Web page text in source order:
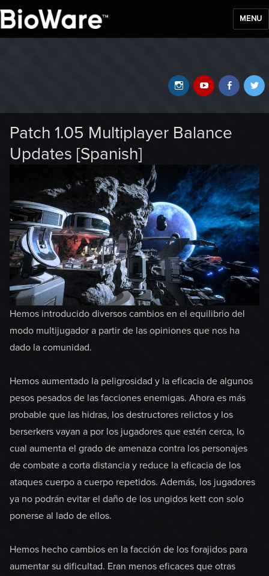
MENU
YouTube
Instagram
Patch 1.05 Multiplayer Balance
Updates [Spanish]
Hemos introducido diversos cambios en el equilibrio del
modo multijugador a partir de las opiniones que nos ha
dado la comunidad.
Hemos aumentado la peligrosidad y la eficacia de algunos
pesos pesados de las facciones enemigas. Ahora es más
probable que las hidras, los destructores relictos y los
berserkers vayan a por los jugadores que estén cerca, lo
cual aumenta el grado de amenaza contra los personajes
de combate a corta distancia y reduce la eficacia de los
ataques cuerpo a cuerpo repetidos. Además, los jugadores
ya no podrán evitar el daño de los ungidos kett con solo
ponerse al lado de ellos.
Hemos hecho cambios en la facción de los forajidos para
aumentar su dificultad. Eran menos eficaces que otras